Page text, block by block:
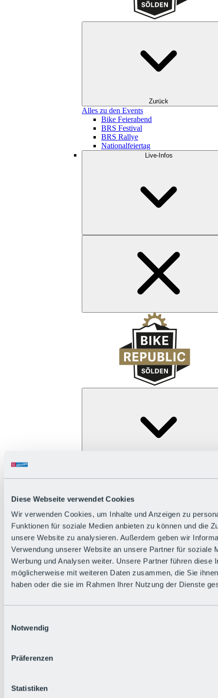
Diese Webseite verwendet Cookies
Wir verwenden Cookies, um Inhalte und Anzeigen zu
Funktionen für soziale Medien anbieten zu können und die
unsere Website zu analysieren. Außerdem geben wir
Verwendung unserer Website an unsere Partner für soziale
Werbung und Analysen weiter. Unsere Partner führen diese
möglicherweise mit weiteren Daten zusammen, die Sie
haben oder die sie im Rahmen Ihrer Nutzung der Dienste
Notwendig
Präferenzen
Statistiken
Zurück
Alles zu den Events
Bike Feierabend
BRS Festival
BRS Rallye
Nationalfeiertag
Live-Infos
Alle Live-Infos
Wetter
Hüttenstatus
Livecams
Urlaubsregion